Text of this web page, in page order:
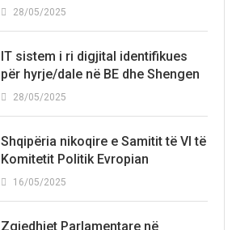
28/05/2025
IT sistem i ri digjital identifikues
për hyrje/dale në BE dhe Shengen
28/05/2025
Shqipëria nikoqire e Samitit të VI të
Komitetit Politik Evropian
16/05/2025
Zgjedhjet Parlamentare në